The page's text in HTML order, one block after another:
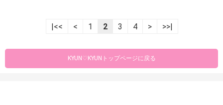
|<< < 1 2 3 4 > >>|
KYUN♡KYUNトップページに戻る